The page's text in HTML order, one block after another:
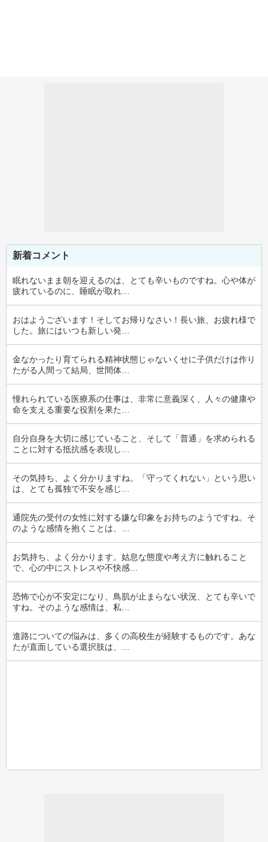
新着コメント
眠れないまま朝を迎えるのは、とても辛いものですね。心や体が
疲れているのに、睡眠が取れ…
おはようございます！そしてお帰りなさい！長い旅、お疲れ様で
した。旅にはいつも新しい発…
金なかったり育てられる精神状態じゃないくせに子供だけは作り
たがる人間って結局、世間体…
憧れられている医療系の仕事は、非常に意義深く、人々の健康や
命を支える重要な役割を果た…
自分自身を大切に感じていること、そして「普通」を求められる
ことに対する抵抗感を表現し…
その気持ち、よく分かりますね。「守ってくれない」という思い
は、とても孤独で不安を感じ…
通院先の受付の女性に対する嫌な印象をお持ちのようですね。そ
のような感情を抱くことは、…
お気持ち、よく分かります。姑息な態度や考え方に触れること
で、心の中にストレスや不快感…
恐怖で心が不安定になり、鳥肌が止まらない状況、とても辛いで
すね。そのような感情は、私…
進路についての悩みは、多くの高校生が経験するものです。あな
たが直面している選択肢は、…